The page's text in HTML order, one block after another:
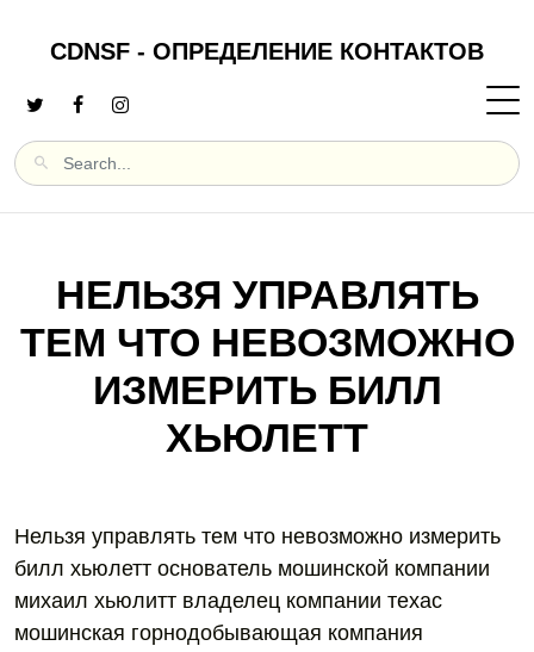
CDNSF - ОПРЕДЕЛЕНИЕ КОНТАКТОВ
НЕЛЬЗЯ УПРАВЛЯТЬ
ТЕМ ЧТО НЕВОЗМОЖНО
ИЗМЕРИТЬ БИЛЛ
ХЬЮЛЕТТ
Нельзя управлять тем что невозможно измерить
билл хьюлетт основатель мошинской компании
михаил хьюлитт владелец компании техас
мошинская горнодобывающая компания